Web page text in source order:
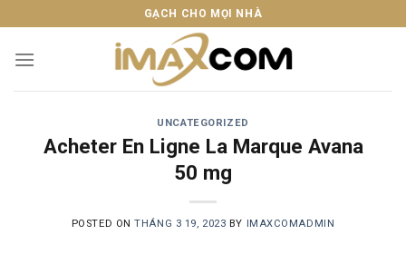
to
content
GẠCH CHO MỌI NHÀ
UNCATEGORIZED
Acheter En Ligne La Marque Avana
50 mg
POSTED ONTHÁNG 3 19, 2023 BY IMAXCOMADMIN